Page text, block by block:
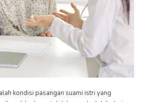
kondisi pasangan suami istri yang